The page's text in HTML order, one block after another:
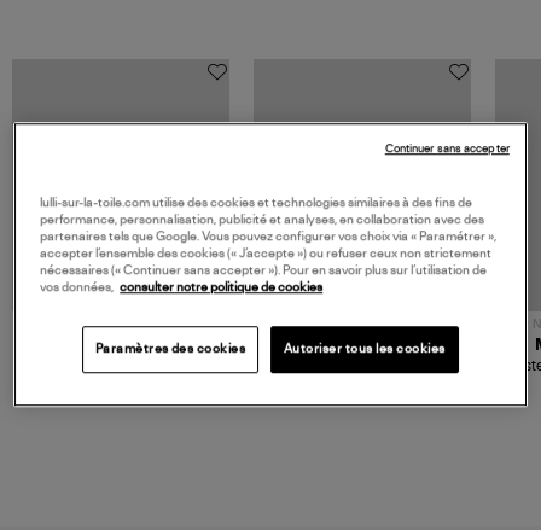
JEROME DREYFUSS
NOUVELLE COLLECTION
TORAL
lulli-sur-la-toile.com utilise des cookies et technologies similaires à des fins de
performance, personnalisation, publicité et analyses, en collaboration avec des
partenaires tels que Google. Vous pouvez configurer vos choix via « Paramétrer »,
accepter l’ensemble des cookies (« J’accepte ») ou refuser ceux non strictement
nécessaires (« Continuer sans accepter »). Pour en savoir plus sur l’utilisation de
vos données,
consulter notre politique de cookies
Paramètres des cookies Autoriser tous les cookies
Continuer sans accepter